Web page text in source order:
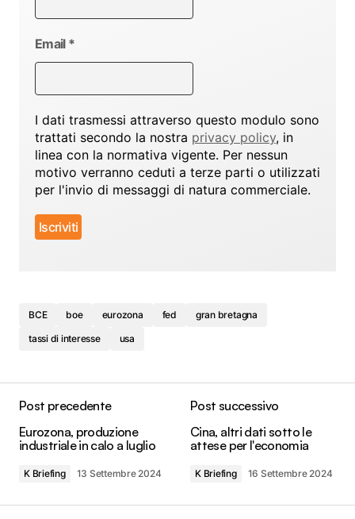
Email *
I dati trasmessi attraverso questo modulo sono
trattati secondo la nostra privacy policy, in
linea con la normativa vigente. Per nessun
motivo verranno ceduti a terze parti o utilizzati
per l'invio di messaggi di natura commerciale.
BCE boe eurozona fed
gran bretagna
tassi di interesse
usa
Post precedente
Eurozona, produzione
industriale in calo a luglio
K Briefing 13 Settembre 2024
Post successivo
Cina, altri dati sotto le
attese per l'economia
K Briefing 16 Settembre 2024